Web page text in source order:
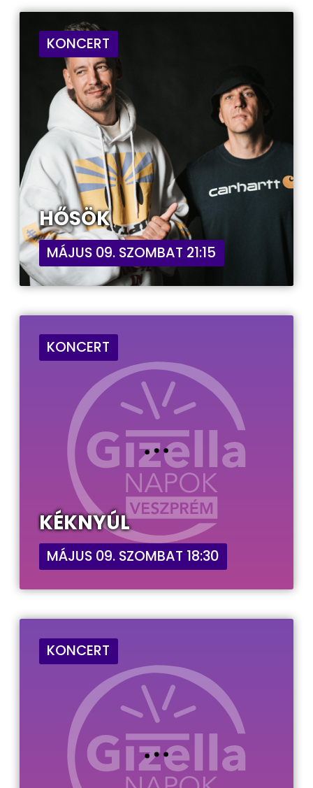
KONCERT
HŐSÖK
MÁJUS 09. SZOMBAT 21:15
KONCERT
KÉKNYÚL
MÁJUS 09. SZOMBAT 18:30
KONCERT